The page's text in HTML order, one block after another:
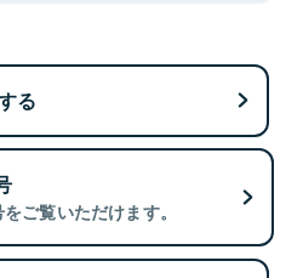
る
ご覧いただけます。